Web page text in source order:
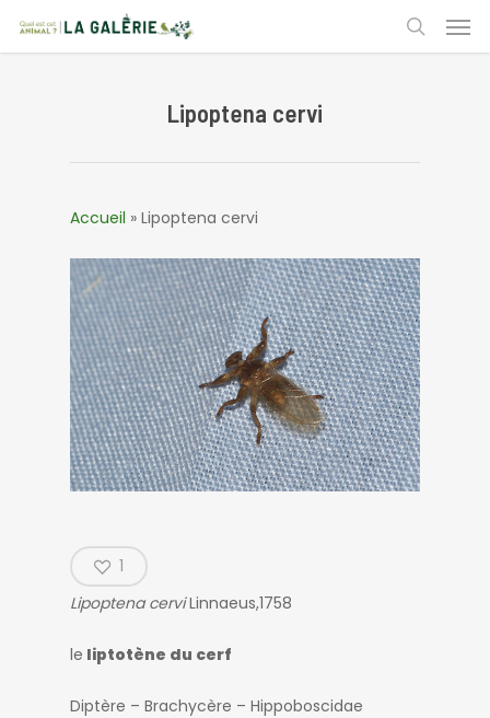
main
search
Lipoptena cervi
Accueil » Lipoptena cervi
1
Lipoptena cerviLinnaeus,1758
le liptotène du cerf
Diptère – Brachycère – Hippoboscidae